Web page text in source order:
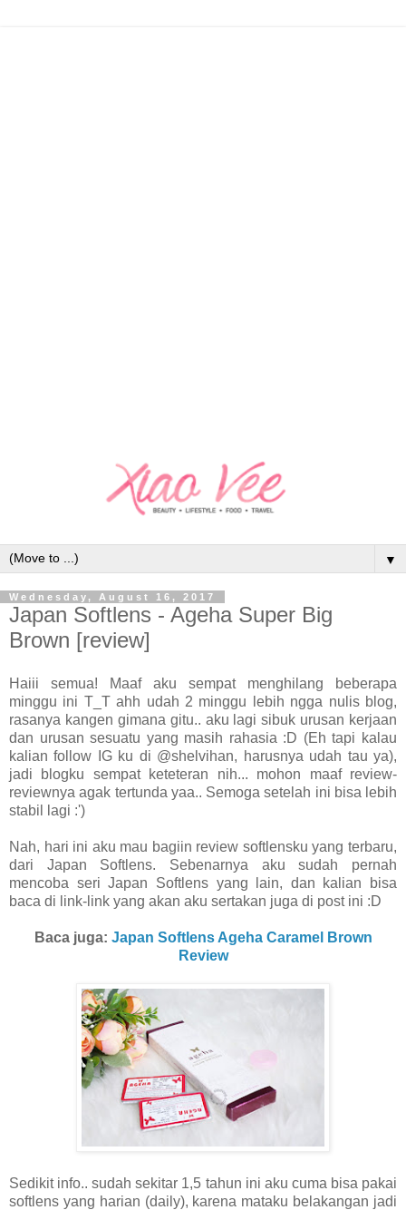
▼
Wednesday, August 16, 2017
Japan Softlens - Ageha Super Big
Brown [review]
Haiii semua! Maaf aku sempat menghilang beberapa
minggu ini T_T ahh udah 2 minggu lebih ngga nulis blog,
rasanya kangen gimana gitu.. aku lagi sibuk urusan kerjaan
dan urusan sesuatu yang masih rahasia :D (Eh tapi kalau
kalian follow IG ku di @shelvihan, harusnya udah tau ya),
jadi blogku sempat keteteran nih... mohon maaf review-
reviewnya agak tertunda yaa.. Semoga setelah ini bisa lebih
stabil lagi :')
Nah, hari ini aku mau bagiin review softlensku yang terbaru,
dari Japan Softlens. Sebenarnya aku sudah pernah
mencoba seri Japan Softlens yang lain, dan kalian bisa
baca di link-link yang akan aku sertakan juga di post ini :D
Baca juga: Japan Softlens Ageha Caramel Brown
Review
Sedikit info.. sudah sekitar 1,5 tahun ini aku cuma bisa pakai
softlens yang harian (daily), karena mataku belakangan jadi